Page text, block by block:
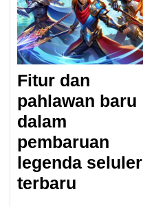
Fitur dan
pahlawan baru
dalam
pembaruan
legenda seluler
terbaru